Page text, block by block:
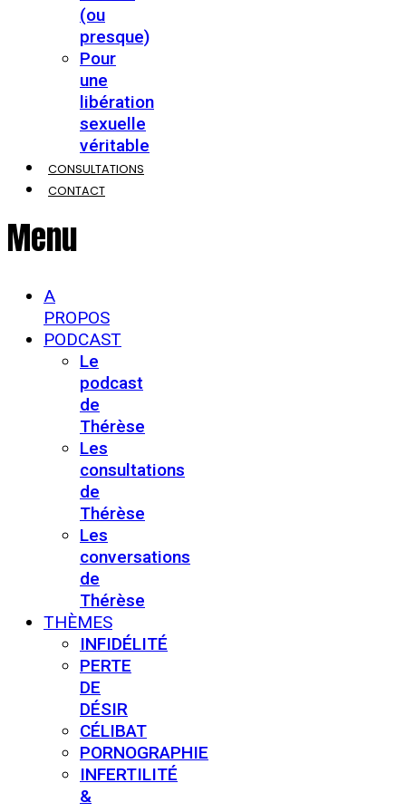
(ou
presque)
Pour
une
libération
sexuelle
véritable
CONSULTATIONS
CONTACT
Menu
A
PROPOS
PODCAST
Le
podcast
de
Thérèse
Les
consultations
de
Thérèse
Les
conversations
de
Thérèse
THÈMES
INFIDÉLITÉ
PERTE
DE
DÉSIR
CÉLIBAT
PORNOGRAPHIE
INFERTILITÉ
&